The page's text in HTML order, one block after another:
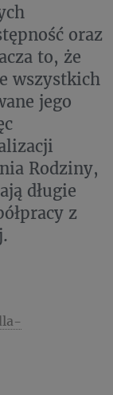
oraz
to, że
wszystkich
jego
Rodziny,
długie
z